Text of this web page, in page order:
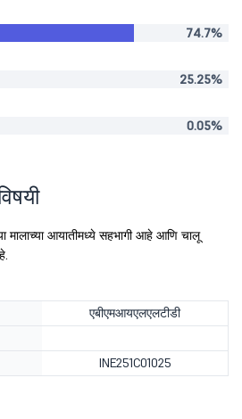
74.7%
25.25%
0.05%
मालाच्या आयातीमध्ये सहभागी आहे आणि चालू
एबीएमआयएलएलटीडी
INE251C01025